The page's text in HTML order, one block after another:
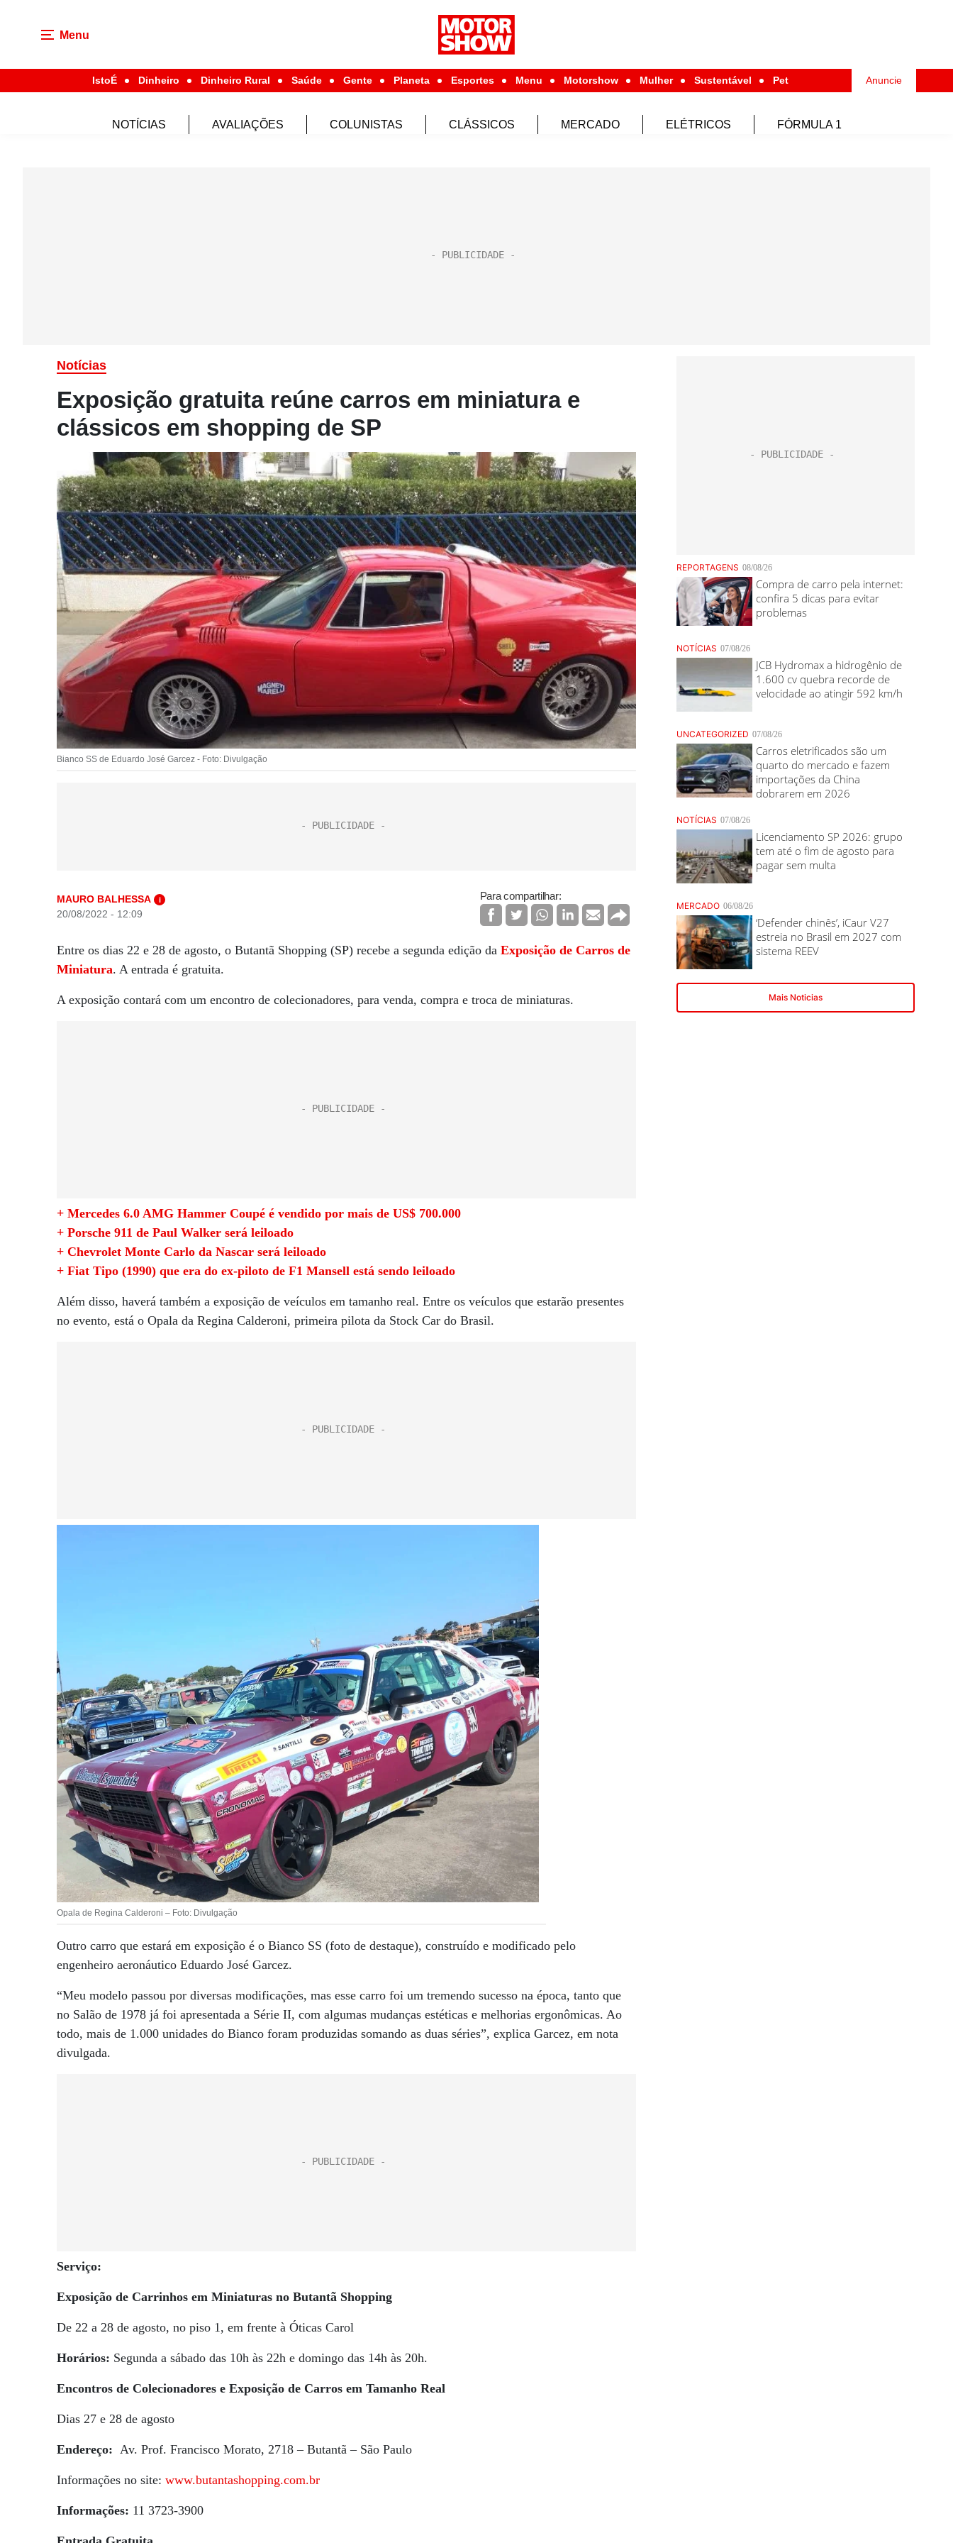
Menu
IstoÉ Dinheiro Dinheiro Rural Saúde Gente Planeta Esportes Menu Motorshow Mulher Sustentável Pet Anuncie
NOTÍCIAS AVALIAÇÕES COLUNISTAS CLÁSSICOS MERCADO ELÉTRICOS FÓRMULA 1
Notícias
Exposição gratuita reúne carros em miniatura e
clássicos em shopping de SP
Bianco SS de Eduardo José Garcez - Foto: Divulgação
MAURO BALHESSA i
20/08/2022 - 12:09
Para compartilhar:
Entre os dias 22 e 28 de agosto, o Butantã Shopping (SP) recebe a segunda edição da Exposição de Carros de
Miniatura. A entrada é gratuita.
A exposição contará com um encontro de colecionadores, para venda, compra e troca de miniaturas.
+ Mercedes 6.0 AMG Hammer Coupé é vendido por mais de US$ 700.000
+ Porsche 911 de Paul Walker será leiloado
+ Chevrolet Monte Carlo da Nascar será leiloado
+ Fiat Tipo (1990) que era do ex-piloto de F1 Mansell está sendo leiloado
Além disso, haverá também a exposição de veículos em tamanho real. Entre os veículos que estarão presentes
no evento, está o Opala da Regina Calderoni, primeira pilota da Stock Car do Brasil.
Opala de Regina Calderoni – Foto: Divulgação
Outro carro que estará em exposição é o Bianco SS (foto de destaque), construído e modificado pelo
engenheiro aeronáutico Eduardo José Garcez.
“Meu modelo passou por diversas modificações, mas esse carro foi um tremendo sucesso na época, tanto que
no Salão de 1978 já foi apresentada a Série II, com algumas mudanças estéticas e melhorias ergonômicas. Ao
todo, mais de 1.000 unidades do Bianco foram produzidas somando as duas séries”, explica Garcez, em nota
divulgada.
Serviço:
Exposição de Carrinhos em Miniaturas no Butantã Shopping
De 22 a 28 de agosto, no piso 1, em frente à Óticas Carol
Horários: Segunda a sábado das 10h às 22h e domingo das 14h às 20h.
Encontros de Colecionadores e Exposição de Carros em Tamanho Real
Dias 27 e 28 de agosto
Endereço: Av. Prof. Francisco Morato, 2718 – Butantã – São Paulo
Informações no site: www.butantashopping.com.br
Informações: 11 3723-3900